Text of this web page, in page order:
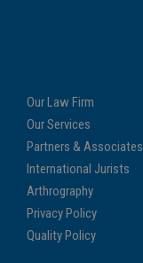
Our Law Firm
Our Services
Partners & Associates
International Jurists
Arthrography
Privacy Policy
Quality Policy